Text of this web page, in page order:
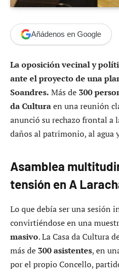
Añádenos en Google
La oposición vecinal y
ante el proyecto de una
Soandres. Más de 300
da Culturaen una reunión
anunció su rechazo frontal a
daños al patrimonio, al agua
Asamblea
tensión en A
Lo que debía ser una sesión
convirtiéndose en una
masivo. La Casa da Cultura
más de 300 asistentes, en
por el propio Concello,